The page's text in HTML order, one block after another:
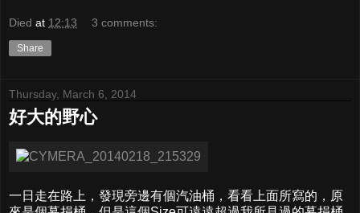
Died at 12:13 3 comments:
Share
Thursday, March 6, 2014
好大的野心
一日走在路上，發現旁邊有個汽油桶，看看上面所寫的，原